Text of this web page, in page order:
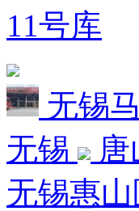
11号库
无锡
无锡
唐
无锡惠